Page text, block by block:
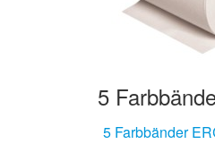
5
5 Farbbänder